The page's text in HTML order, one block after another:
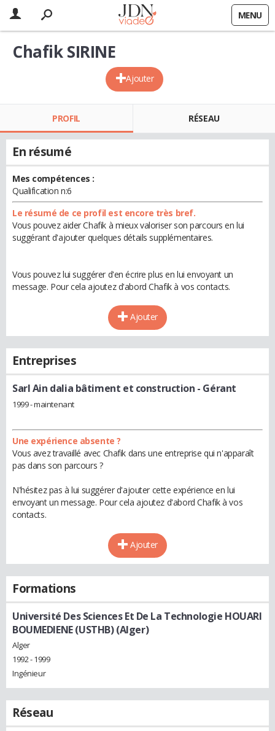
MENU
Ajouter
Chafik SIRINE
PROFIL RÉSEAU
En résumé
Mes compétences :
Qualification n:6
Le résumé de ce profil est encore très bref.
Vous pouvez aider Chafik à mieux valoriser son parcours en lui
suggérant d'ajouter quelques détails supplémentaires.
Vous pouvez lui suggérer d'en écrire plus en lui envoyant un
message. Pour cela ajoutez d'abord Chafik à vos contacts.
Ajouter
Entreprises
Sarl Ain dalia bâtiment et construction - Gérant
1999 - maintenant
Une expérience absente ?
Vous avez travaillé avec Chafik dans une entreprise qui n'apparaît
pas dans son parcours ?
N'hésitez pas à lui suggérer d'ajouter cette expérience en lui
envoyant un message. Pour cela ajoutez d'abord Chafik à vos
contacts.
Ajouter
Formations
Université Des Sciences Et De La Technologie HOUARI
BOUMEDIENE (USTHB) (Alger)
Alger
1992 - 1999
Ingénieur
Réseau